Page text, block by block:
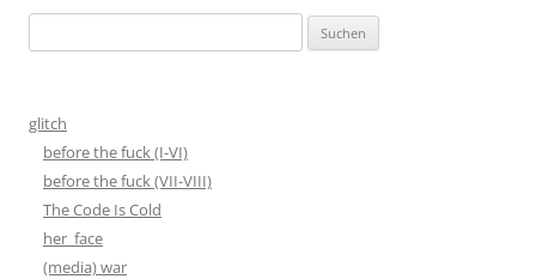
nach:
glitch
before the fuck (I-VI)
before the fuck (VII-VIII)
The Code Is Cold
her_face
(media) war